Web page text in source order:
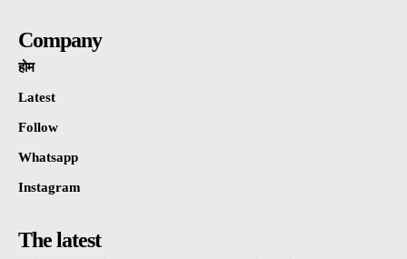
Company
होम
Latest
Follow
Whatsapp
Instagram
The latest